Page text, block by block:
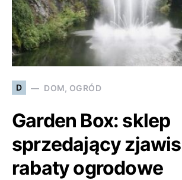
D DOM, OGRÓD
Garden Box: sklep
sprzedający
rabaty ogrodowe